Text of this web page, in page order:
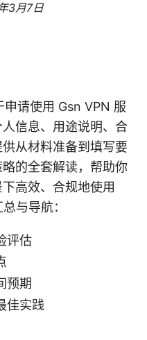
3月7日
请使用 Gsn VPN 服
信息、用途说明、合
从材料准备到填写要
的全套解读，帮助你
高效、合规地使用
与导航：
评估
预期
佳实践